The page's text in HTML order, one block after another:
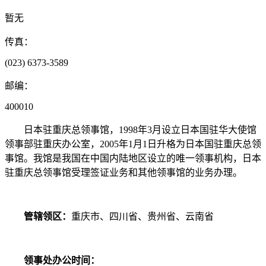
暂无
传真：
(023) 6373-3589
邮编：
400010
日本驻重庆总领事馆，1998年3月设立日本国驻华大使馆
领事部驻重庆办公室，2005年1月1日升格为日本国驻重庆总领
事馆。我馆是我国在中国内陆地区设立的唯一领事机构，日本
驻重庆总领事馆受理签证业务和其他领事馆的业务办理。
管辖领区： 重庆市、四川省、贵州省、云南省
领事处办公时间：